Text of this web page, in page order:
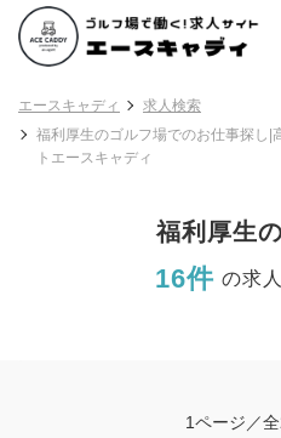
エースキャディ
求人検索
福利厚生のゴルフ場でのお仕事探し|
トエースキャディ
福利厚生
16件 の求
1ページ／